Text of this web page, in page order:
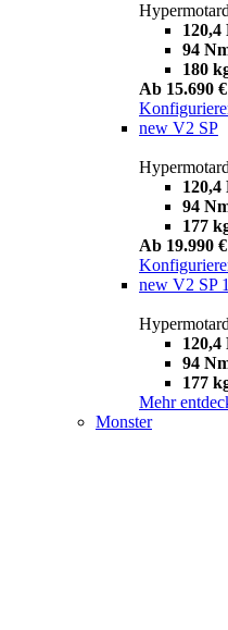
120,4
94
180
Ab 15.690 €
new V2 SP
120,4
94
177
Ab 19.990 €
new V2 SP
120,4
94
177
Mehr
Monster